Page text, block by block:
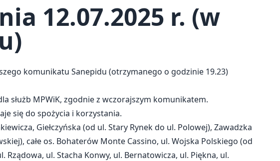
12.07.2025 r. (w
komunikatu Sanepidu (otrzymanego o godzinie 19.23)
służb MPWiK, zgodnie z wczorajszym komunikatem.
się do spożycia i korzystania.
Giełczyńska (od ul. Stary Rynek do ul. Polowej), Zawadzka
całe os. Bohaterów Monte Cassino, ul. Wojska Polskiego (od
Rządowa, ul. Stacha Konwy, ul. Bernatowicza, ul. Piękna, ul.